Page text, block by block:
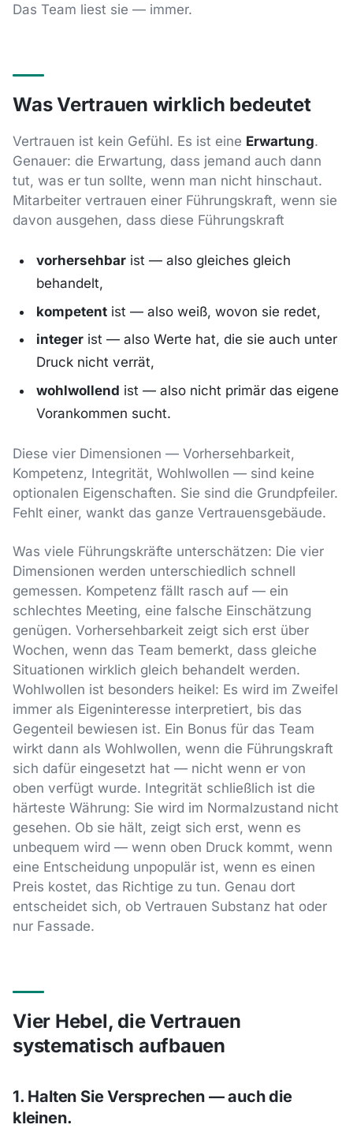
Das Team liest sie — immer.
Was Vertrauen wirklich bedeutet
Vertrauen ist kein Gefühl. Es ist eine Erwartung.
Genauer: die Erwartung, dass jemand auch dann
tut, was er tun sollte, wenn man nicht hinschaut.
Mitarbeiter vertrauen einer Führungskraft, wenn sie
davon ausgehen, dass diese Führungskraft
vorhersehbarist — also gleiches gleich
behandelt,
kompetentist — also weiß, wovon sie redet,
integerist — also Werte hat, die sie auch unter
Druck nicht verrät,
wohlwollend ist — also nicht primär das eigene
Vorankommen sucht.
Diese vier Dimensionen — Vorhersehbarkeit,
Kompetenz, Integrität, Wohlwollen — sind keine
optionalen Eigenschaften. Sie sind die Grundpfeiler.
Fehlt einer, wankt das ganze Vertrauensgebäude.
Was viele Führungskräfte unterschätzen: Die vier
Dimensionen werden unterschiedlich schnell
gemessen. Kompetenz fällt rasch auf — ein
schlechtes Meeting, eine falsche Einschätzung
genügen. Vorhersehbarkeit zeigt sich erst über
Wochen, wenn das Team bemerkt, dass gleiche
Situationen wirklich gleich behandelt werden.
Wohlwollen ist besonders heikel: Es wird im Zweifel
immer als Eigeninteresse interpretiert, bis das
Gegenteil bewiesen ist. Ein Bonus für das Team
wirkt dann als Wohlwollen, wenn die Führungskraft
sich dafür eingesetzt hat — nicht wenn er von
oben verfügt wurde. Integrität schließlich ist die
härteste Währung: Sie wird im Normalzustand nicht
gesehen. Ob sie hält, zeigt sich erst, wenn es
unbequem wird — wenn oben Druck kommt, wenn
eine Entscheidung unpopulär ist, wenn es einen
Preis kostet, das Richtige zu tun. Genau dort
entscheidet sich, ob Vertrauen Substanz hat oder
nur Fassade.
Vier Hebel, die Vertrauen
systematisch aufbauen
1. Halten Sie Versprechen — auch die
kleinen.